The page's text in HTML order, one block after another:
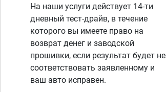
На наши услуги действует 14-ти
дневный тест-драйв, в течение
которого вы имеете право на
возврат денег и заводской
прошивки, если результат будет не
соответствовать заявленному и
ваш авто исправен.